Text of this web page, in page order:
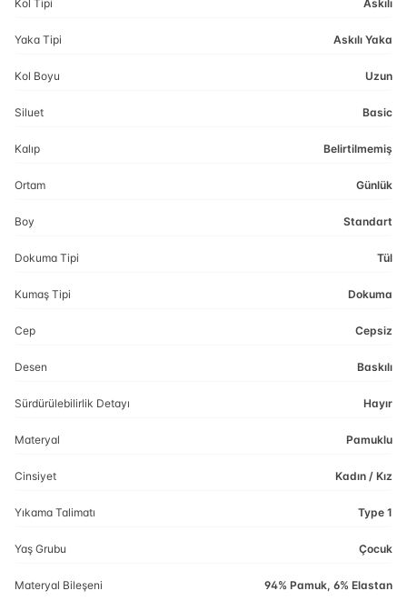
Kol Tipi Askılı
Yaka Tipi Askılı Yaka
Kol Boyu Uzun
Siluet Basic
Kalıp Belirtilmemiş
Ortam Günlük
Boy Standart
Dokuma Tipi Tül
Kumaş Tipi Dokuma
Cep Cepsiz
Desen Baskılı
Sürdürülebilirlik Detayı Hayır
Materyal Pamuklu
Cinsiyet Kadın / Kız
Yıkama Talimatı Type 1
Yaş Grubu Çocuk
Materyal Bileşeni 94% Pamuk, 6% Elastan